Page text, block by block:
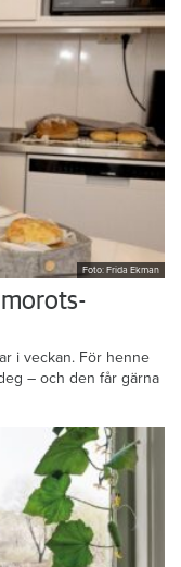
Foto: Frida Ekman
i veckan. För henne
– och den får gärna